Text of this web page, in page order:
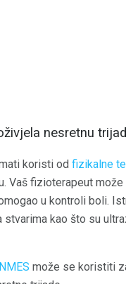
nesretnu
koristi od fizikalne
Vaš fizioterapeut
u kontroli boli.
kao što su
može se koristiti